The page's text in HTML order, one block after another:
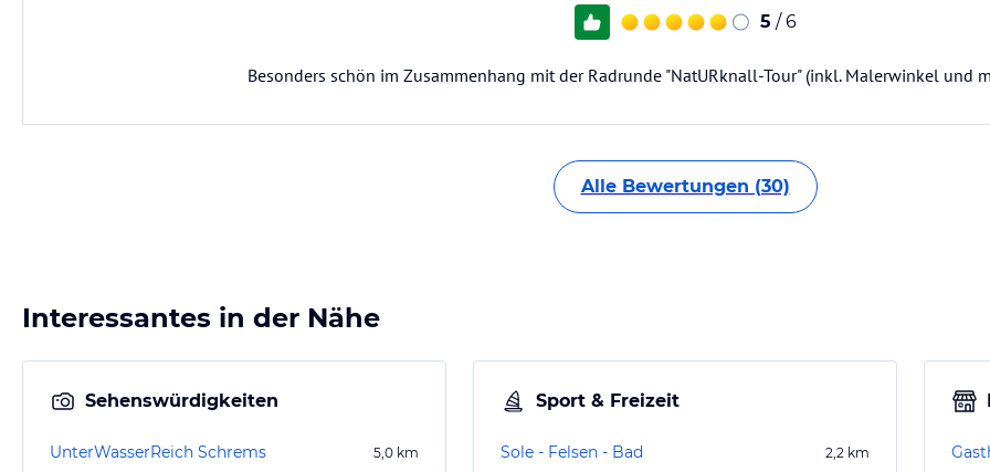
5 / 6
Besonders schön im Zusammenhang mit der Radrunde "NatURknall-Tour" (inkl. Malerwinkel und
Alle Bewertungen (30)
Interessantes in der Nähe
Sehenswürdigkeiten
UnterWasserReich Schrems 5,0 km
Sport & Freizeit
Sole - Felsen - Bad 2,2 km